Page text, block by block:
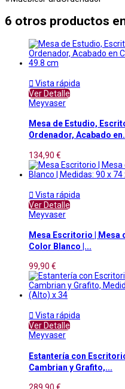
6 otros productos
 Vista rápida
Ver Detalle
Meyvaser
Mesa de Estudio,
Ordenador, Acabado
134,90 €
 Vista rápida
Ver Detalle
Meyvaser
Mesa Escritorio | Mesa
Color Blanco |...
99,90 €
 Vista rápida
Ver Detalle
Meyvaser
Estantería con
Cambrian y Grafito,...